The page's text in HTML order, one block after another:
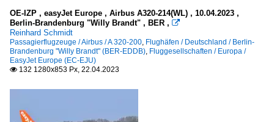
OE-IZP , easyJet Europe , Airbus A320-214(WL) , 10.04.2023 ,
Berlin-Brandenburg "Willy Brandt" , BER , 
Reinhard Schmidt
Passagierflugzeuge / Airbus / A 320-200, Flughäfen / Deutschland / Berlin-
Brandenburg "Willy Brandt" (BER-EDDB), Fluggesellschaften / Europa /
EasyJet Europe (EC-EJU)
 132 1280x853 Px, 22.04.2023